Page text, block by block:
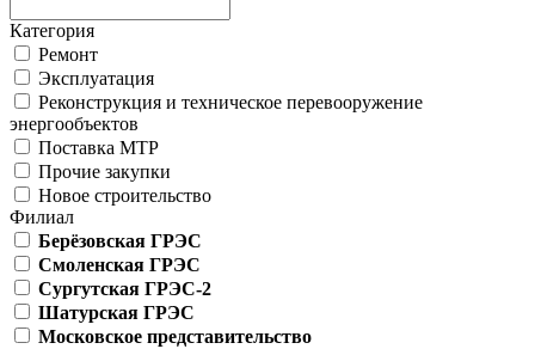
Категория
Ремонт
Эксплуатация
Реконструкция и техническое перевооружение
энергообъектов
Поставка МТР
Прочие закупки
Новое строительство
Филиал
Берёзовская ГРЭС
Смоленская ГРЭС
Сургутская ГРЭС-2
Шатурская ГРЭС
Московское представительство